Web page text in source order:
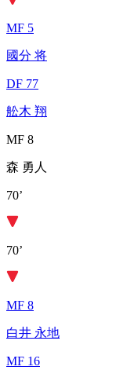
MF 5
國分 将
DF 77
舩木 翔
MF 8
森 勇人
70’
70’
MF 8
白井 永地
MF 16